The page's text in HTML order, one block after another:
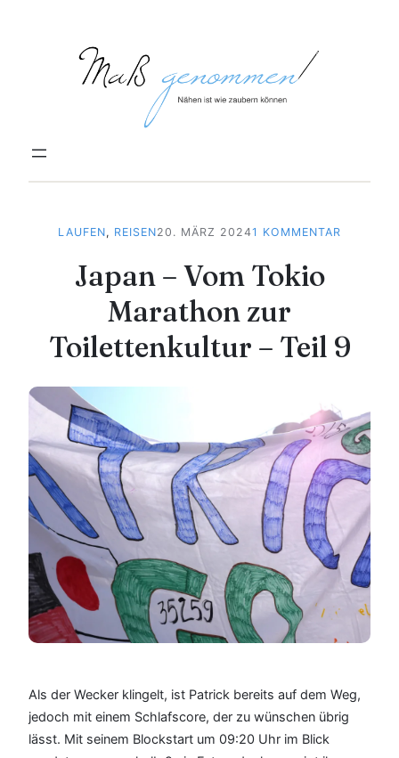
springen
LAUFEN, REISEN20. MÄRZ 20241 KOMMENTARZU
ZUR
9
Japan – Vom Tokio
Marathon zur
Toilettenkultur – Teil 9
Als der Wecker klingelt, ist Patrick bereits auf dem Weg,
jedoch mit einem Schlafscore, der zu wünschen übrig
lässt. Mit seinem Blockstart um 09:20 Uhr im Blick